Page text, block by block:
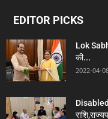
EDITOR PICKS
Lok
की...
2022-04-
Disabled